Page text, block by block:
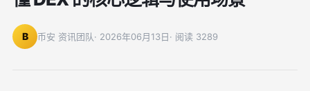
B 币安 资讯团队· 2026年06月13日· 阅读 3289